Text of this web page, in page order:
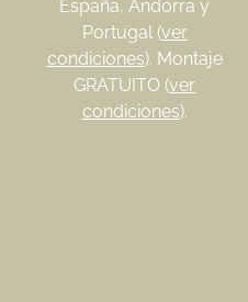
España, Andorra y
Portugal (ver
condiciones). Montaje
GRATUITO (ver
condiciones).